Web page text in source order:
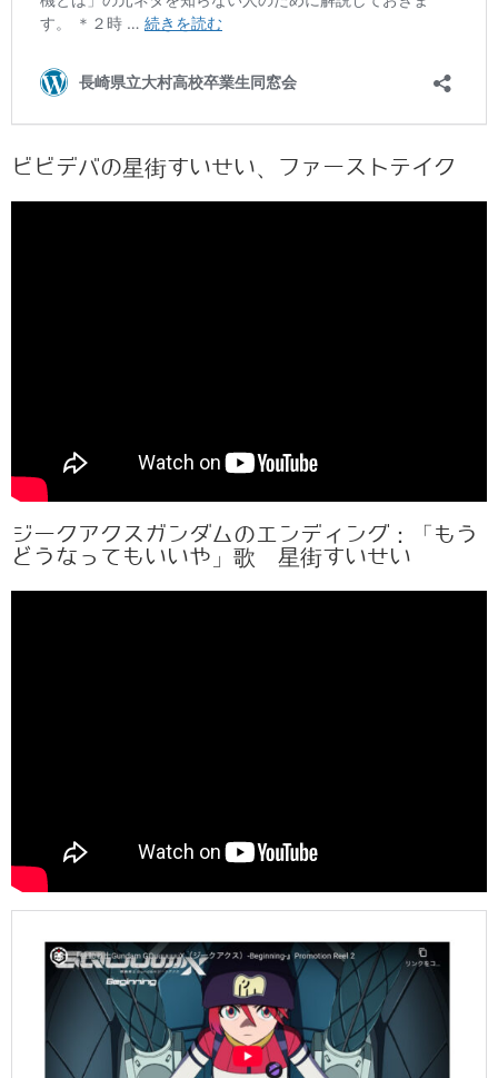
ビビデバの星街すいせい、ファーストテイク
ジークアクスガンダムのエンディング：「もう
どうなってもいいや」歌 星街すいせい